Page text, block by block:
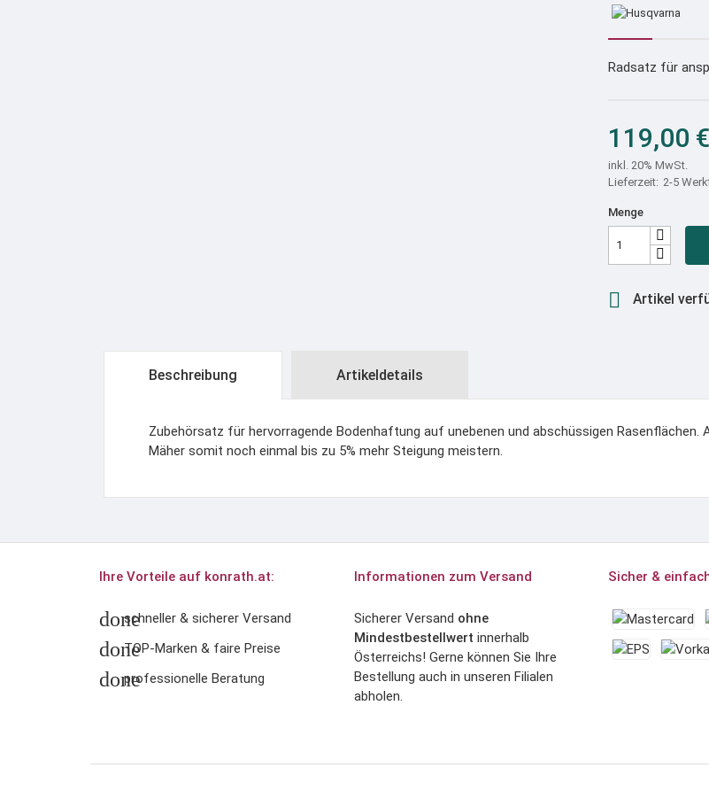
Radsatz für
119,00 €
inkl. 20% MwSt.
2-5
Menge
 Artikel
Beschreibung Artikeldetails
Zubehörsatz für hervorragende Bodenhaftung auf unebenen und abschüssigen
Mäher somit noch einmal bis zu 5% mehr Steigung meistern.
Ihre Vorteile auf konrath.at:
doneschneller & sicherer Versand
doneTOP-Marken & faire Preise
doneprofessionelle Beratung
Informationen zum Versand
Sicherer Versand ohne
Mindestbestellwert innerhalb
Österreichs! Gerne können Sie Ihre
Bestellung auch in unseren Filialen
abholen.
Sicher &